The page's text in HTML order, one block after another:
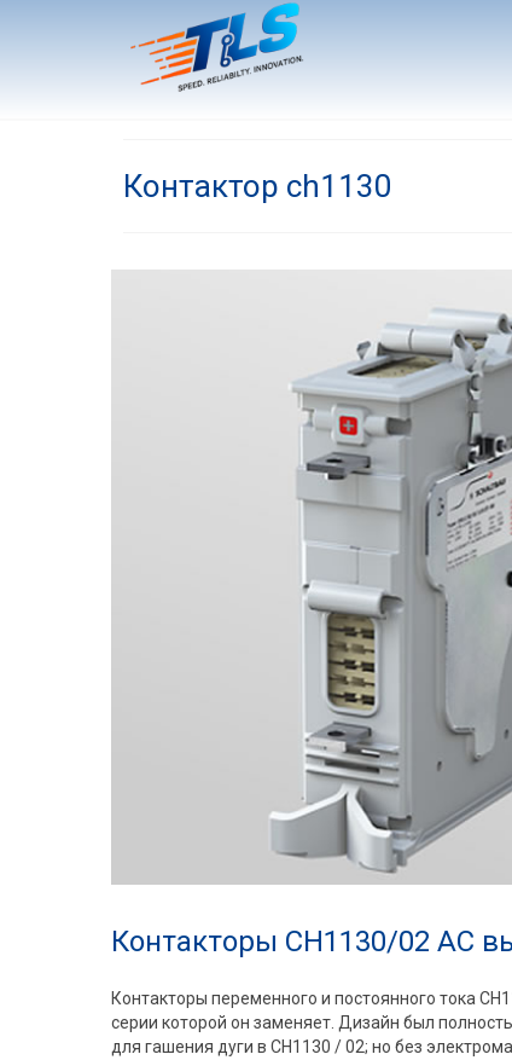
Контактор ch1130
Контакторы CH1130/02 AC
Контакторы переменного и постоянного тока
серии которой он заменяет. Дизайн был
для гашения дуги в CH1130 / 02; но без